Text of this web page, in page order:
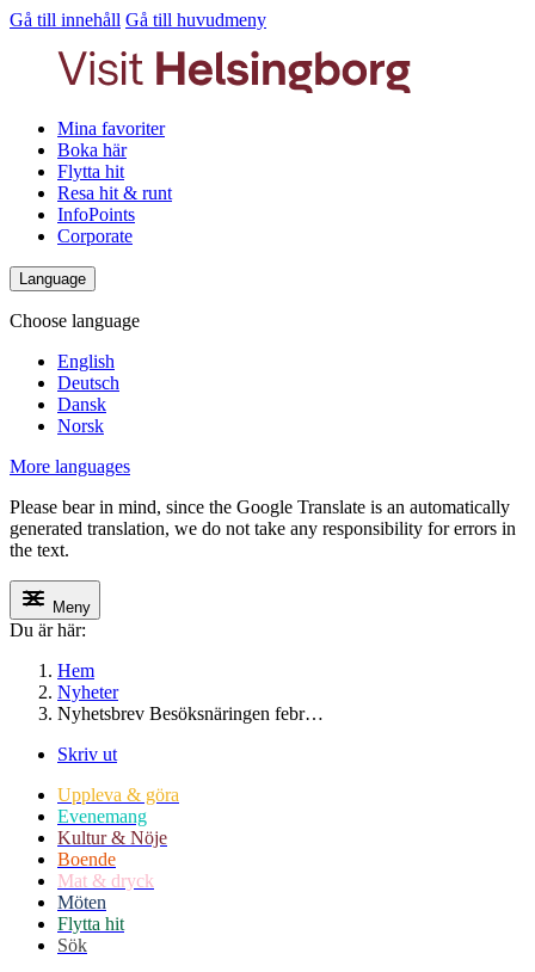
Gå till innehåll Gå till huvudmeny
Mina favoriter
Boka här
Flytta hit
Resa hit & runt
InfoPoints
Corporate
Language
Choose language
English
Deutsch
Dansk
Norsk
More languages
Please bear in mind, since the Google Translate is an automatically
generated translation, we do not take any responsibility for errors in
the text.
Meny
Du är här:
Hem
Nyheter
Nyhetsbrev Besöksnäringen febr…
Skriv ut
Uppleva & göra
Evenemang
Kultur & Nöje
Boende
Mat & dryck
Möten
Flytta hit
Sök